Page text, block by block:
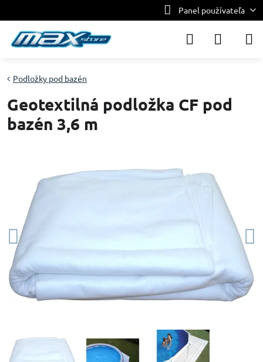
Panel používateľa
Podložky pod bazén
Geotextilná podložka CF pod
bazén 3,6 m